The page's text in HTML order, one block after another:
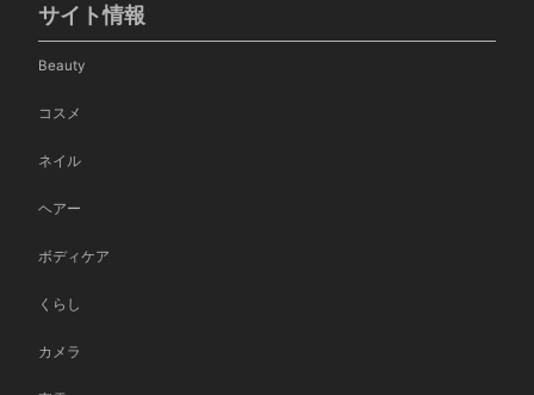
サイト情報
Beauty
コスメ
ネイル
ヘアー
ボディケア
くらし
カメラ